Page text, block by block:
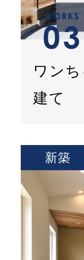
ワン
建て
新築